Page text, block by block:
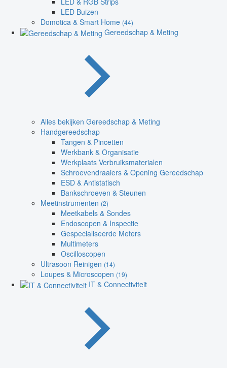
LED Buizen
Domotica & Smart Home (44)
Gereedschap & Meting
Alles bekijken Gereedschap & Meting
Handgereedschap
Tangen & Pincetten
Werkbank & Organisatie
Werkplaats Verbruiksmaterialen
Schroevendraaiers & Opening Gereedschap
ESD & Antistatisch
Bankschroeven & Steunen
Meetinstrumenten (2)
Meetkabels & Sondes
Endoscopen & Inspectie
Gespecialiseerde Meters
Multimeters
Oscilloscopen
Ultrasoon Reinigen (14)
Loupes & Microscopen (19)
IT & Connectiviteit